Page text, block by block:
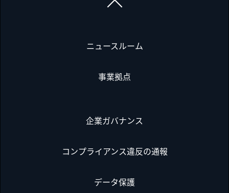
ニュースルーム
事業拠点
企業ガバナンス
コンプライアンス違反の通報
データ保護